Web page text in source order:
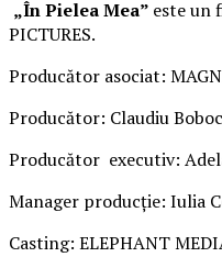
„În Pielea Mea” este un
PICTURES.
Producător asociat:
Producător: Claudiu Boboc
Producător executiv:
Manager producție: Iulia
Casting: ELEPHANT